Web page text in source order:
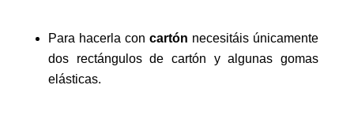
Para hacerla con cartón necesitáis únicamente
dos rectángulos de cartón y algunas gomas
elásticas.